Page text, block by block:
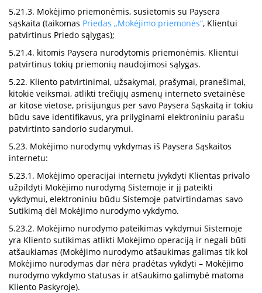
5.21.3. Mokėjimo priemonėmis, susietomis su Paysera
sąskaita (taikomas Priedas „Mokėjimo priemonės“, Klientui
patvirtinus Priedo sąlygas);
5.21.4. kitomis Paysera nurodytomis priemonėmis, Klientui
patvirtinus tokių priemonių naudojimosi sąlygas.
5.22. Kliento patvirtinimai, užsakymai, prašymai, pranešimai,
kitokie veiksmai, atlikti trečiųjų asmenų interneto svetainėse
ar kitose vietose, prisijungus per savo Paysera Sąskaitą ir tokiu
būdu save identifikavus, yra prilyginami elektroniniu parašu
patvirtinto sandorio sudarymui.
5.23. Mokėjimo nurodymų vykdymas iš Paysera Sąskaitos
internetu:
5.23.1. Mokėjimo operacijai internetu įvykdyti Klientas privalo
užpildyti Mokėjimo nurodymą Sistemoje ir jį pateikti
vykdymui, elektroniniu būdu Sistemoje patvirtindamas savo
Sutikimą dėl Mokėjimo nurodymo vykdymo.
5.23.2. Mokėjimo nurodymo pateikimas vykdymui Sistemoje
yra Kliento sutikimas atlikti Mokėjimo operaciją ir negali būti
atšaukiamas (Mokėjimo nurodymo atšaukimas galimas tik kol
Mokėjimo nurodymas dar nėra pradėtas vykdyti – Mokėjimo
nurodymo vykdymo statusas ir atšaukimo galimybė matoma
Kliento Paskyroje).